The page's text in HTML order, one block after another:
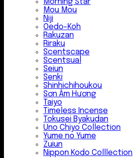
Mou Mou
Niji
Oedo-Koh
Rakuzan
Riraku
Scentscape
Scentsual
Seiun
Senki
Shinhichihoukou
Sơn Âm Hương
Taiyo
Timeless Incense
Tokusei Byakudan
Uno Chiyo Collection
Yume no Yume
Zuiun
Nippon Kodo Colllection